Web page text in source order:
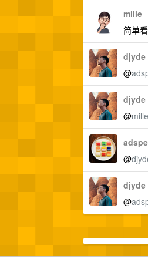
mille
简单
djyde
@
djyde
@mille
adspe
@
djyde
@